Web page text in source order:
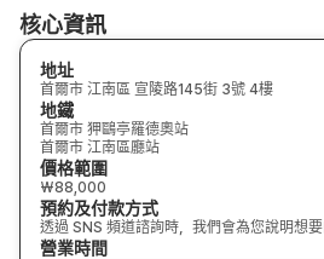
核心資訊
地址
首爾市 江南區 宣陵路145街 3號 4樓
地鐵
首爾市 狎鷗亭羅德奧站
首爾市 江南區廳站
價格範圍
₩88,000
預約及付款方式
透過 SNS 頻道諮詢時，我們會為您說明想要
營業時間